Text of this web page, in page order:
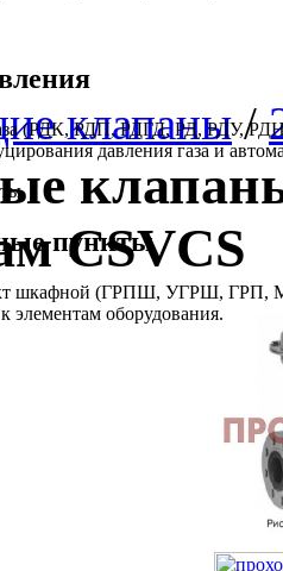
(РДК, РДП, РДГД, РД, РДУ,
давления газа и
пункты
шкафной (ГРПШ, УГРШ, ГРП,
элементам оборудования.
клапаны/
CSVCS